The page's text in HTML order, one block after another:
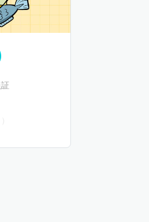
ジカード（月